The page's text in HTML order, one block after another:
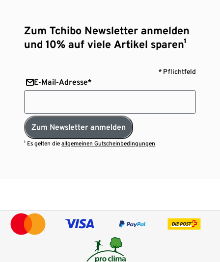
Zum Tchibo Newsletter anmelden
und 10% auf viele Artikel sparen¹
* Pflichtfeld
E-Mail-Adresse*
Zum Newsletter anmelden
¹ Es gelten dieallgemeinen Gutscheinbedingungen